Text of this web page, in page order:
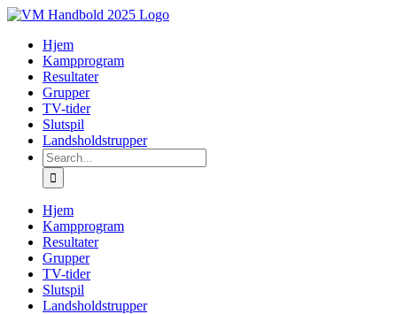
Skip
contentHjem
Kampprogram
Resultater
Grupper
TV-tider
Slutspil
Landsholdstrupper
Search
for:
Hjem
Kampprogram
Resultater
Grupper
TV-tider
Slutspil
Landsholdstrupper